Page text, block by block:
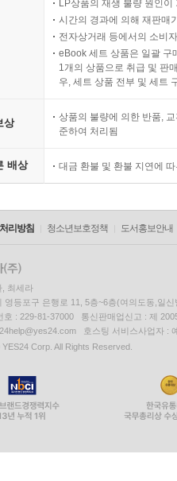
LP상품의 재생 불량 원인
시간의 경과에 의해 재판매
전자상거래 등에서의 소비
eBook 세트 상품은 일괄 구
1개의 상품으로 취급 및 판
우, 세트 상품 전부 및 세트
상
상품의 불량에 의한 반품,
준하여 처리됨
배상 대금 환불 및 환불 지연에
리방침 청소년보호정책 도서홍보안내
, 최세라
영등포구 은행로 11, 5층~6층(여의도동,일신
호 : 229-81-37000 통신판매업신고 : 제
호스팅 서비스사업자 :
Corp. All Rights Reserved.